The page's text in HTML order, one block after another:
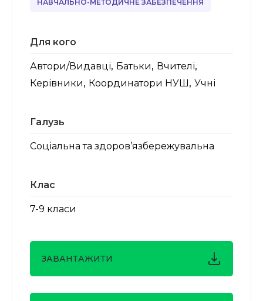
НАВЧАЛЬНО-МЕТОДИЧНЕ ЗАБЕЗПЕЧЕННЯ
Для кого
Автори/Видавці, Батьки, Вчителі,
Керівники, Координатори НУШ, Учні
Галузь
Соціальна та здоров’язбережувальна
Клас
7-9 класи
ЗАВАНТАЖИТИ